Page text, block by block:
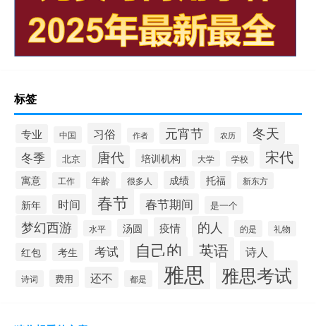
标签
专业 中国 习俗 作者 元宵节 农历 冬天
冬季 北京 唐代 培训机构 大学 学校 宋代
寓意 工作 年龄 很多人 成绩 托福 新东方
新年 时间 春节 春节期间 是一个
梦幻西游 水平 汤圆 疫情 的人 的是 礼物
红包 考生 考试 自己的 英语 诗人
诗词 费用 还不 都是 雅思 雅思考试